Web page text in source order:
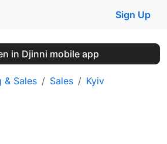
Sign Up
in Djinni mobile app
& Sales Sales Kyiv